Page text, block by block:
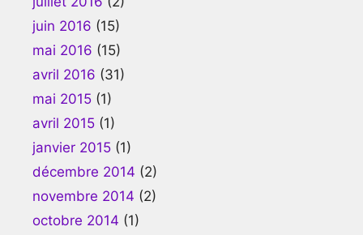
juin 2016 (15)
mai 2016 (15)
avril 2016 (31)
mai 2015 (1)
avril 2015 (1)
janvier 2015 (1)
décembre 2014 (2)
novembre 2014 (2)
octobre 2014 (1)